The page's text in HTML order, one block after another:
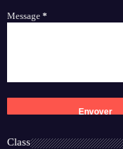
Message *
Class